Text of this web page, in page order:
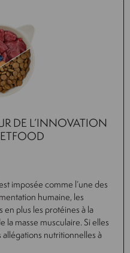
DE L’INNOVATION
imposée comme l’une des
humaine, les
en plus les protéines à la
la masse musculaire. Si elles
nutritionnelles à